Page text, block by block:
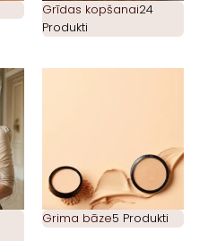
Grīdas kopšanai24
Produkti
Grima bāze5 Produkti